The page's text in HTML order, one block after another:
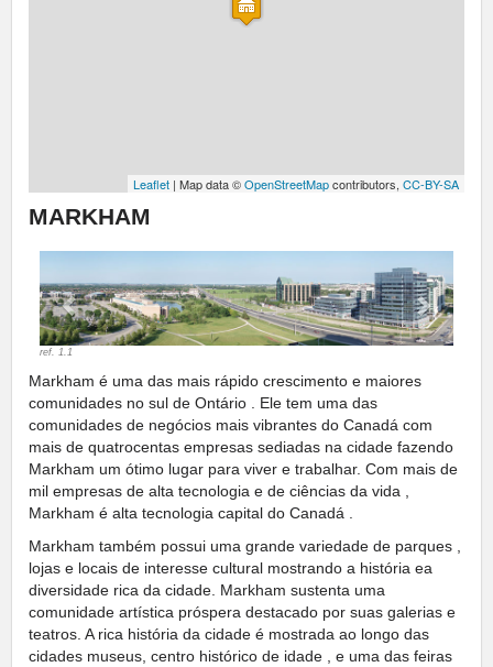
Leaflet | Map data ©OpenStreetMapcontributors, CC-BY-SA
MARKHAM
ref. 1.1
Markham é uma das mais rápido crescimento e maiores
comunidades no sul de Ontário . Ele tem uma das
comunidades de negócios mais vibrantes do Canadá com
mais de quatrocentas empresas sediadas na cidade fazendo
Markham um ótimo lugar para viver e trabalhar. Com mais de
mil empresas de alta tecnologia e de ciências da vida ,
Markham é alta tecnologia capital do Canadá .
Markham também possui uma grande variedade de parques ,
lojas e locais de interesse cultural mostrando a história ea
diversidade rica da cidade. Markham sustenta uma
comunidade artística próspera destacado por suas galerias e
teatros. A rica história da cidade é mostrada ao longo das
cidades museus, centro histórico de idade , e uma das feiras